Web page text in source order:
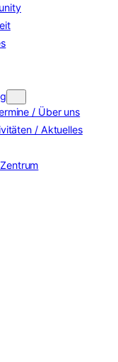
/ Über uns
/ Aktuelles